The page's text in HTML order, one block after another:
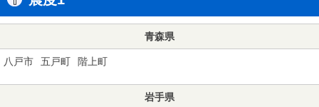
青森県
八戸市 五戸町 階上町
岩手県